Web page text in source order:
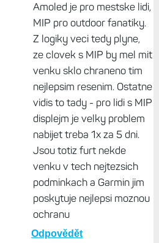
Amoled je pro mestske lidi,
MIP pro outdoor fanatiky.
Z logiky veci tedy plyne,
ze clovek s MIP by mel mit
venku sklo chraneno tim
nejlepsim resenim. Ostatne
vidis to tady - pro lidi s MIP
displejm je velky problem
nabijet treba 1x za 5 dni.
Jsou totiz furt nekde
venku v tech nejtezsich
podminkach a Garmin jim
poskytuje nejlepsi moznou
ochranu
Odpovědět